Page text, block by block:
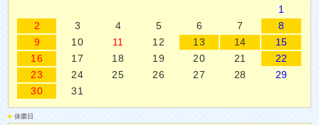
1
2
3 4 5 6 7
8
9
10 11 12 13 14
15
16
17 18 19 20 21
22
23
24 25 26 27 28
29
30
31
■ 休業日